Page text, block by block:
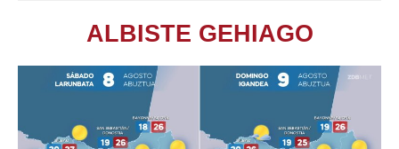
ALBISTE GEHIAGO